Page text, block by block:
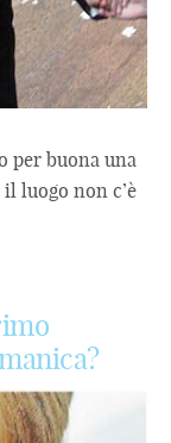
per buona una
luogo non c’è